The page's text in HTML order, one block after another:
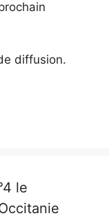
diffusion.
le